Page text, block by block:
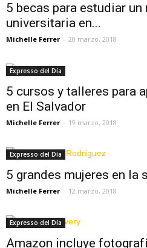
5 becas para estudiar
universitaria en...
Michelle Ferrer - 20 marzo, 2018
Expresso del Día
5 cursos y talleres para
en El Salvador
Michelle Ferrer - 19 marzo, 2018
Expresso del Día
5 grandes mujeres en la
Michelle Ferrer - 12 marzo, 2018
Expresso del Día
Amazon incluye